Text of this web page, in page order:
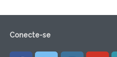
Conecte-se